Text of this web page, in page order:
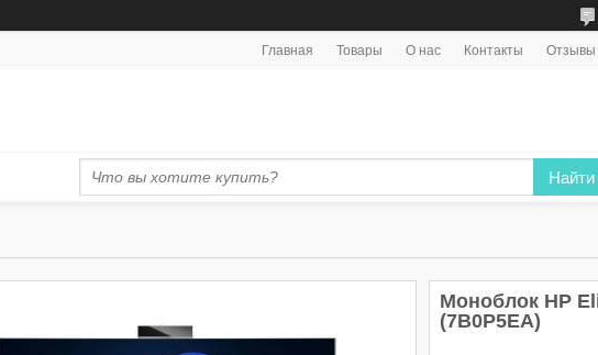
Главная Товары О нас Контакты Отзывы
Найти
Моноблок HP
(7B0P5EA)